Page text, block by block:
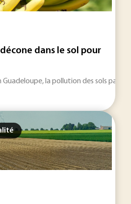
dans le sol pour
Guadeloupe, la pollution des sols par